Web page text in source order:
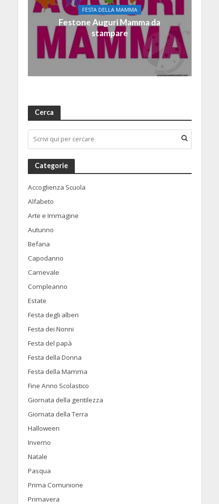
FESTA DELLA MAMMA
Festone Auguri Mamma da
stampare
Cerca
Categorie
Accoglienza Scuola
Alfabeto
Arte e Immagine
Autunno
Befana
Capodanno
Carnevale
Compleanno
Estate
Festa degli alberi
Festa dei Nonni
Festa del papà
Festa della Donna
Festa della Mamma
Fine Anno Scolastico
Giornata della gentilezza
Giornata della Terra
Halloween
Inverno
Natale
Pasqua
Prima Comunione
Primavera